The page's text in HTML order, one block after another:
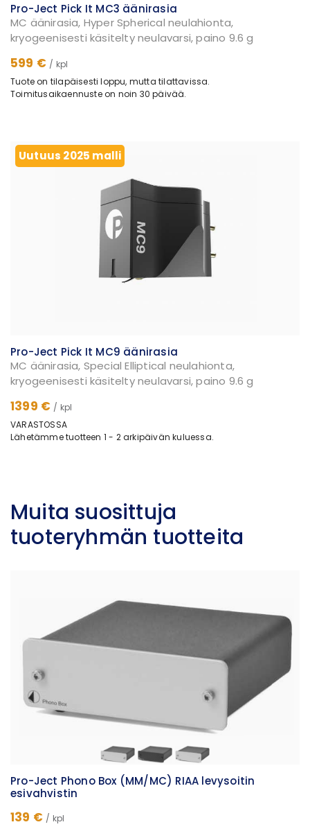
Pro-Ject Pick It MC3 äänirasia
MC äänirasia, Hyper Spherical neulahionta,
kryogeenisesti käsitelty neulavarsi, paino 9.6 g
599 € / kpl
Tuote on tilapäisesti loppu, mutta tilattavissa.
Toimitusaikaennuste on noin 30 päivää.
Uutuus 2025 malli
Pro-Ject Pick It MC9 äänirasia
MC äänirasia, Special Elliptical neulahionta,
kryogeenisesti käsitelty neulavarsi, paino 9.6 g
1399 € / kpl
VARASTOSSA
Lähetämme tuotteen 1 - 2 arkipäivän kuluessa.
Muita suosittuja
tuoteryhmän tuotteita
Pro-Ject Phono Box (MM/MC) RIAA levysoitin
esivahvistin
139 € / kpl